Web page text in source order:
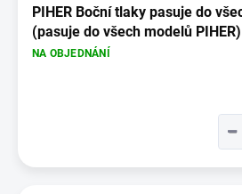
PIHER Boční tlaky pasuje do
(pasuje do všech modelů PIHER)
NA OBJEDNÁNÍ
−